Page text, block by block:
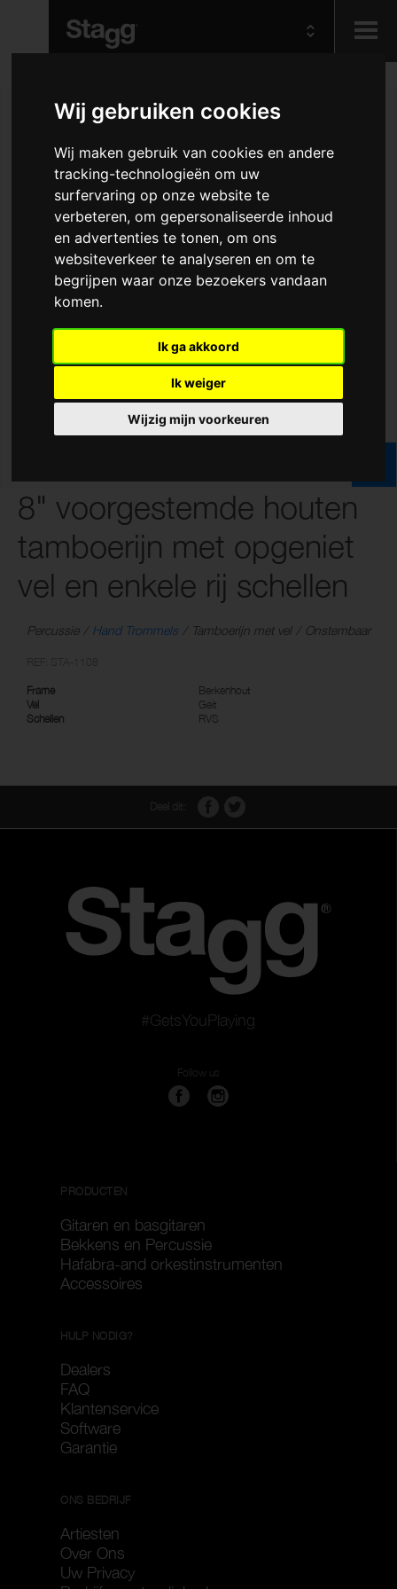
Wij gebruiken cookies
Wij maken gebruik van cookies en andere
tracking-technologieën om uw
surfervaring op onze website te
verbeteren, om gepersonaliseerde inhoud
en advertenties te tonen, om ons
websiteverkeer te analyseren en om te
begrijpen waar onze bezoekers vandaan
komen.
Ik ga akkoord
Ik weiger
Wijzig mijn voorkeuren
Audio &
Lighting
8" voorgestemde houten
tamboerijn met opgeniet
vel en enkele rij schellen
Percussie Hand Trommels Tamboerijn met vel Onstembaar
Frame
Berkenhout
Vel
Geit
Schellen
RVS
#GetsYouPlaying
Follow us
PRODUCTEN
Gitaren en basgitaren
Bekkens en Percussie
Hafabra-and orkestinstrumenten
Accessoires
HULP NODIG?
Dealers
FAQ
Klantenservice
Software
Garantie
ONS BEDRIJF
Artiesten
Over Ons
Uw Privacy